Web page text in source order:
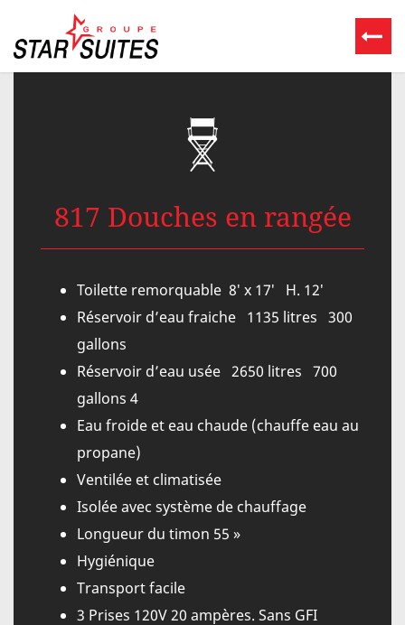
817 Douches en rangée
Toilette remorquable 8′ x 17′ H. 12′
Réservoir d’eau fraiche 1135 litres 300
gallons
Réservoir d’eau usée 2650 litres 700
gallons 4
Eau froide et eau chaude (chauffe eau au
propane)
Ventilée et climatisée
Isolée avec système de chauffage
Longueur du timon 55 »
Hygiénique
Transport facile
3 Prises 120V 20 ampères. Sans GFI